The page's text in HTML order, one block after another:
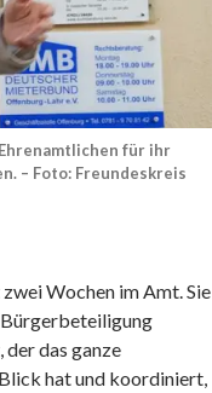
für ihr
– Foto: Freundeskreis
Wochen im Amt. Sie
der das ganze
hat und koordiniert,